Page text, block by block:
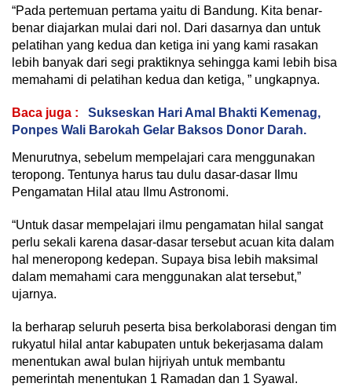
“Pada pertemuan pertama yaitu di Bandung. Kita benar-
benar diajarkan mulai dari nol. Dari dasarnya dan untuk
pelatihan yang kedua dan ketiga ini yang kami rasakan
lebih banyak dari segi praktiknya sehingga kami lebih bisa
memahami di pelatihan kedua dan ketiga, ” ungkapnya.
Baca juga :
Sukseskan Hari Amal Bhakti Kemenag,
Ponpes Wali Barokah Gelar Baksos Donor Darah.
Menurutnya, sebelum mempelajari cara menggunakan
teropong. Tentunya harus tau dulu dasar-dasar Ilmu
Pengamatan Hilal atau Ilmu Astronomi.
“Untuk dasar mempelajari ilmu pengamatan hilal sangat
perlu sekali karena dasar-dasar tersebut acuan kita dalam
hal meneropong kedepan. Supaya bisa lebih maksimal
dalam memahami cara menggunakan alat tersebut,”
ujarnya.
Ia berharap seluruh peserta bisa berkolaborasi dengan tim
rukyatul hilal antar kabupaten untuk bekerjasama dalam
menentukan awal bulan hijriyah untuk membantu
pemerintah menentukan 1 Ramadan dan 1 Syawal.